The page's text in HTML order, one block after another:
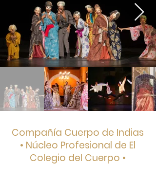
Compañía Cuerpo de Indias
• Núcleo Profesional de El
Colegio del Cuerpo •